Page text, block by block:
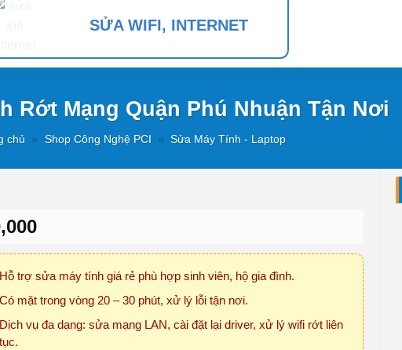
SỬA WIFI, INTERNET
Rớt Mạng Quận Phú Nhuận Tận Nơi
chủ » Shop Công Nghệ PCI » Sửa Máy Tính - Laptop
Hỗ trợ sửa máy tính giá rẻ phù hợp sinh viên, hộ gia đình.
Có mặt trong vòng 20 – 30 phút, xử lý lỗi tận nơi.
Dịch vụ đa dạng: sửa mạng LAN, cài đặt lại driver, xử lý wifi rớt liên
tục.